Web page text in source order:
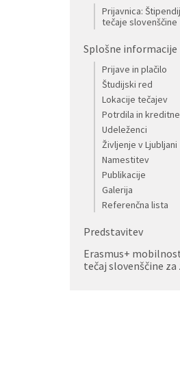
Prijavnica:
tečaje slovenščine
Splošne informacije
Prijave in plačilo
Študijski red
Lokacije tečajev
Potrdila in
Udeleženci
Življenje v Ljubljani
Namestitev
Publikacije
Galerija
Referenčna lista
Predstavitev
Erasmus+
tečaj slovenščine